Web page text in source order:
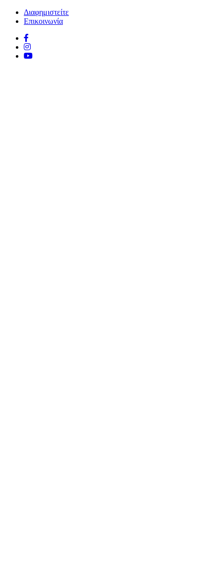
Διαφημιστείτε
Επικοινωνία